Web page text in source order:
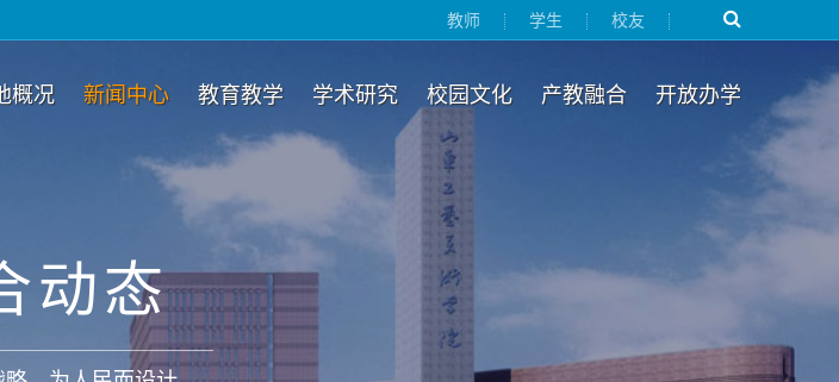
教师 学生 校友
概况 新闻中心 教育教学 学术研究 校园文化 产教融合 开放办学
动态